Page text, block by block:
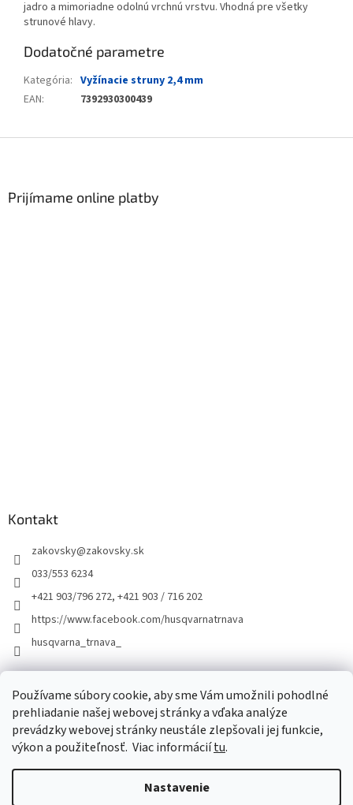
Používame súbory cookie, aby sme Vám umožnili pohodlné
prehliadanie našej webovej stránky a vďaka analýze
prevádzky webovej stránky neustále zlepšovali jej funkcie,
výkon a použiteľnosť. Viac informáciítu.
Nastavenie
jadro a mimoriadne odolnú vrchnú vrstvu. Vhodná pre všetky
strunové hlavy.
Dodatočné parametre
Kategória: Vyžínacie struny 2,4 mm
EAN: 7392930300439
Prijímame online platby
Kontakt
zakovsky@zakovsky.sk
033/553 6234
+421 903/796 272, +421 903 / 716 202
https://www.facebook.com/husqvarnatrnava
husqvarna_trnava_
Facebook
Vytvoril Shoptet